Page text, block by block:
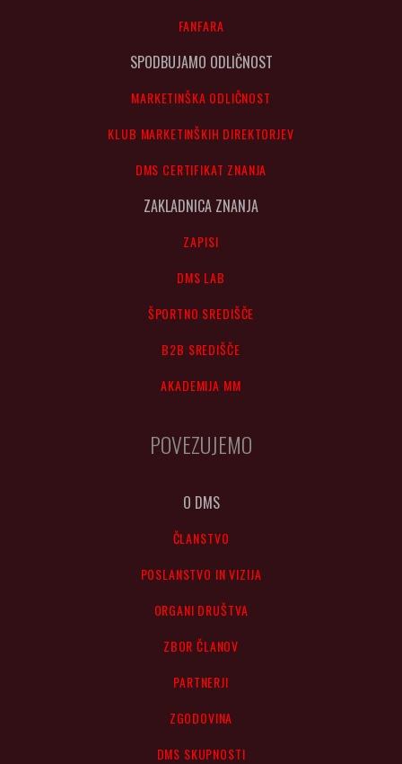
FANFARA
SPODBUJAMO ODLIČNOST
MARKETINŠKA ODLIČNOST
KLUB MARKETINŠKIH DIREKTORJEV
DMS CERTIFIKAT ZNANJA
ZAKLADNICA ZNANJA
ZAPISI
DMS LAB
ŠPORTNO SREDIŠČE
B2B SREDIŠČE
AKADEMIJA MM
POVEZUJEMO
O DMS
ČLANSTVO
POSLANSTVO IN VIZIJA
ORGANI DRUŠTVA
ZBOR ČLANOV
PARTNERJI
ZGODOVINA
DMS SKUPNOSTI